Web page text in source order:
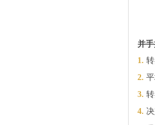
并手
1.
2.
3.
4.